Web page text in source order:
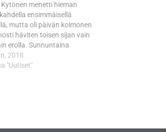
menetti hieman
ensimmäisellä
mutta oli päivän kolmonen
häviten toisen sijan vain
erolla. Sunnuntaina
vahvasti johtaen kilpailua
endurotestille asti, kunnes
2018
"Uutiset"